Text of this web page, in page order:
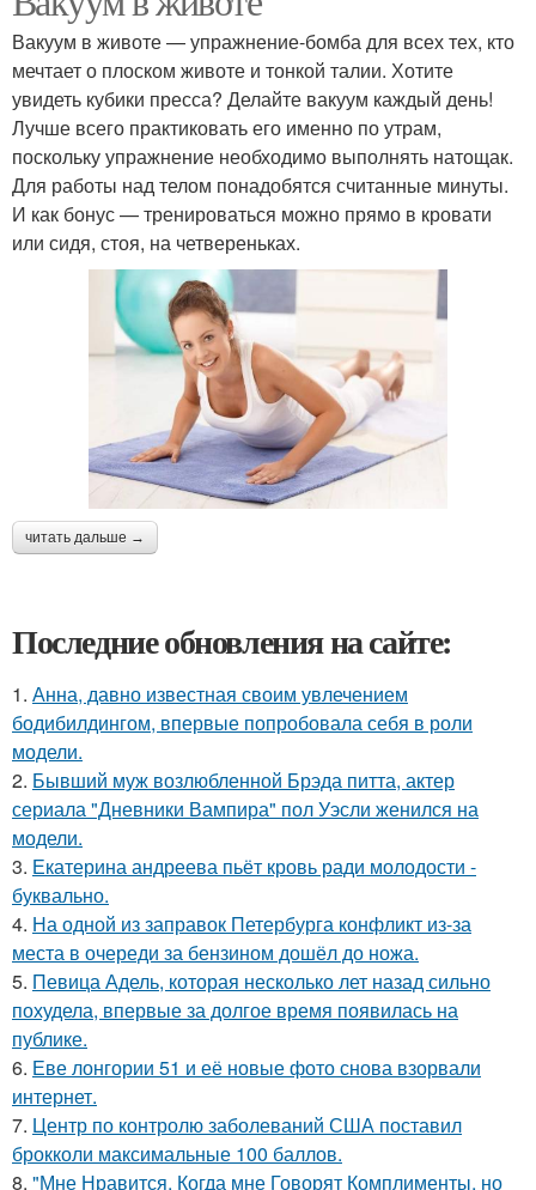
Вакуум в животе — упражнение-бомба для всех тех, кто
мечтает о плоском животе и тонкой талии. Хотите
увидеть кубики пресса? Делайте вакуум каждый день!
Лучше всего практиковать его именно по утрам,
поскольку упражнение необходимо выполнять натощак.
Для работы над телом понадобятся считанные минуты.
И как бонус — тренироваться можно прямо в кровати
или сидя, стоя, на четвереньках.
читать дальше →
Последние обновления на сайте:
1. Анна, давно известная своим увлечением
бодибилдингом, впервые попробовала себя в роли
модели.
2. Бывший муж возлюбленной Брэда питта, актер
сериала "Дневники Вампира" пол Уэсли женился на
модели.
3. Екатерина андреева пьёт кровь ради молодости -
буквально.
4. На одной из заправок Петербурга конфликт из-за
места в очереди за бензином дошёл до ножа.
5. Певица Адель, которая несколько лет назад сильно
похудела, впервые за долгое время появилась на
публике.
6. Еве лонгории 51 и её новые фото снова взорвали
интернет.
7. Центр по контролю заболеваний США поставил
брокколи максимальные 100 баллов.
8. "Мне Нравится, Когда мне Говорят Комплименты, но